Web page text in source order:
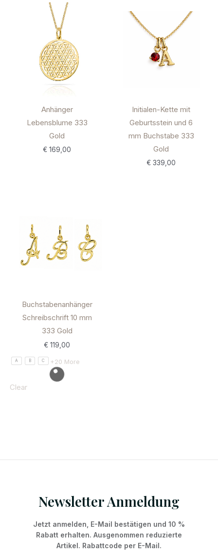
Anhänger
Lebensblume 333
Gold
€ 169,00
Initialen-Kette mit
Geburtsstein und 6
mm Buchstabe 333
Gold
€ 339,00
Buchstabenanhänger
Schreibschrift 10 mm
333 Gold
€ 119,00
A B C +20 More
Clear
Newsletter Anmeldung
Jetzt anmelden, E-Mail bestätigen und 10 %
Rabatt erhalten. Ausgenommen reduzierte
Artikel. Rabattcode per E-Mail.